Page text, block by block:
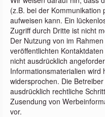
(z.B. bei der Kommunikation
aufweisen kann. Ein
Zugriff durch Dritte ist nicht
Der Nutzung von im
veröffentlichten
nicht ausdrücklich
Informationsmaterialien wird
widersprochen. Die
ausdrücklich rechtliche
Zusendung von
vor.